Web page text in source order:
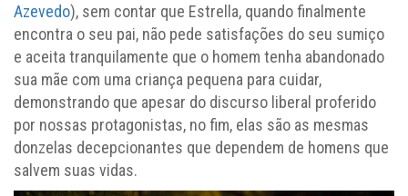
Azevedo), sem contar que Estrella, quando finalmente
encontra o seu pai, não pede satisfações do seu sumiço
e aceita tranquilamente que o homem tenha abandonado
sua mãe com uma criança pequena para cuidar,
demonstrando que apesar do discurso liberal proferido
por nossas protagonistas, no fim, elas são as mesmas
donzelas decepcionantes que dependem de homens que
salvem suas vidas.